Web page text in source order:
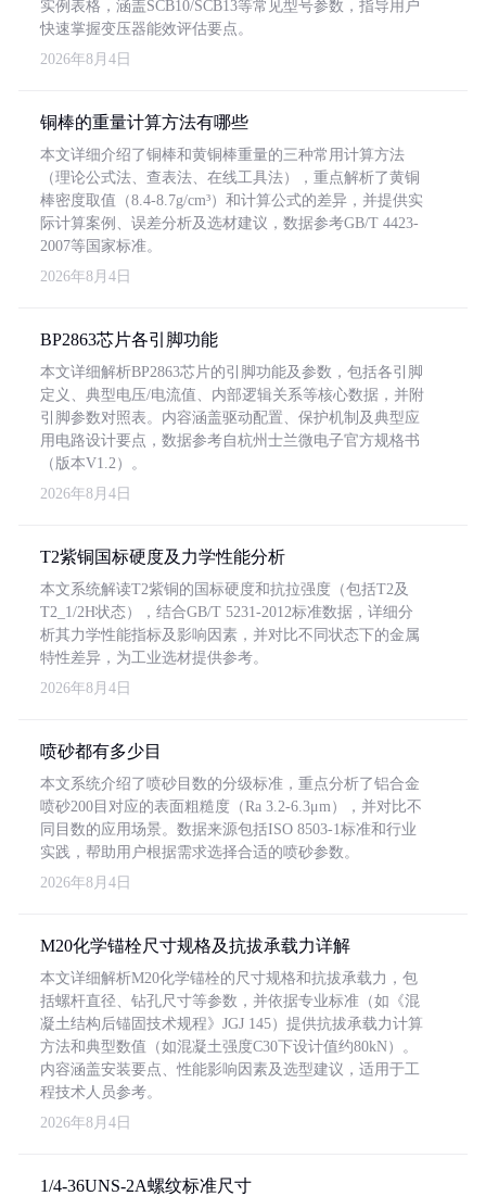
实例表格，涵盖SCB10/SCB13等常见型号参数，指导用户
快速掌握变压器能效评估要点。
2026年8月4日
铜棒的重量计算方法有哪些
本文详细介绍了铜棒和黄铜棒重量的三种常用计算方法
（理论公式法、查表法、在线工具法），重点解析了黄铜
棒密度取值（8.4-8.7g/cm³）和计算公式的差异，并提供实
际计算案例、误差分析及选材建议，数据参考GB/T 4423-
2007等国家标准。
2026年8月4日
BP2863芯片各引脚功能
本文详细解析BP2863芯片的引脚功能及参数，包括各引脚
定义、典型电压/电流值、内部逻辑关系等核心数据，并附
引脚参数对照表。内容涵盖驱动配置、保护机制及典型应
用电路设计要点，数据参考自杭州士兰微电子官方规格书
（版本V1.2）。
2026年8月4日
T2紫铜国标硬度及力学性能分析
本文系统解读T2紫铜的国标硬度和抗拉强度（包括T2及
T2_1/2H状态），结合GB/T 5231-2012标准数据，详细分
析其力学性能指标及影响因素，并对比不同状态下的金属
特性差异，为工业选材提供参考。
2026年8月4日
喷砂都有多少目
本文系统介绍了喷砂目数的分级标准，重点分析了铝合金
喷砂200目对应的表面粗糙度（Ra 3.2-6.3μm），并对比不
同目数的应用场景。数据来源包括ISO 8503-1标准和行业
实践，帮助用户根据需求选择合适的喷砂参数。
2026年8月4日
M20化学锚栓尺寸规格及抗拔承载力详解
本文详细解析M20化学锚栓的尺寸规格和抗拔承载力，包
括螺杆直径、钻孔尺寸等参数，并依据专业标准（如《混
凝土结构后锚固技术规程》JGJ 145）提供抗拔承载力计算
方法和典型数值（如混凝土强度C30下设计值约80kN）。
内容涵盖安装要点、性能影响因素及选型建议，适用于工
程技术人员参考。
2026年8月4日
1/4-36UNS-2A螺纹标准尺寸